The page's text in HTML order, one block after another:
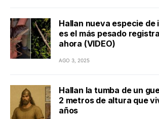
Hallan nueva especie de
es el más pesado
ahora (VIDEO)
AGO 3, 2025
Hallan la tumba de un
2 metros de altura que
años